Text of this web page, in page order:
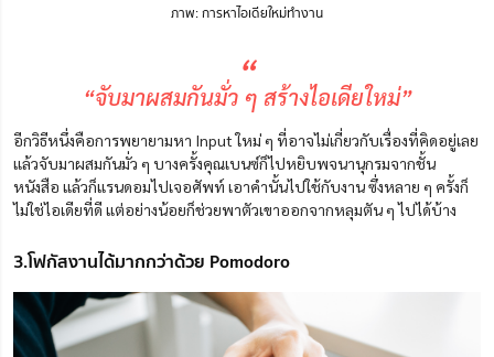
ภาพ: การหาไอเดียใหม่ทำงาน
“
“จับมาผสมกันมั่ว ๆ สร้างไอเดียใหม่”
อีกวิธีหนึ่งคือการพยายามหา Input ใหม่ ๆ ที่อาจไม่เกี่ยวกับเรื่องที่คิดอยู่เลย
แล้วจับมาผสมกันมั่ว ๆ บางครั้งคุณเบนซ์ก็ไปหยิบพจนานุกรมจากชั้น
หนังสือ แล้วก็แรนดอมไปเจอศัพท์ เอาคำนั้นไปใช้กับงาน ซึ่งหลาย ๆ ครั้งก็
ไม่ใช่ไอเดียที่ดี แต่อย่างน้อยก็ช่วยพาตัวเขาออกจากหลุมตัน ๆ ไปได้บ้าง
3.โฟกัสงานได้มากกว่าด้วย Pomodoro